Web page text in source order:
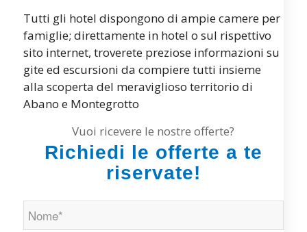
Tutti gli hotel dispongono di ampie camere per
famiglie; direttamente in hotel o sul rispettivo
sito internet, troverete preziose informazioni su
gite ed escursioni da compiere tutti insieme
alla scoperta del meraviglioso territorio di
Abano e Montegrotto
Vuoi ricevere le nostre offerte?
Richiedi le offerte a te
riservate!